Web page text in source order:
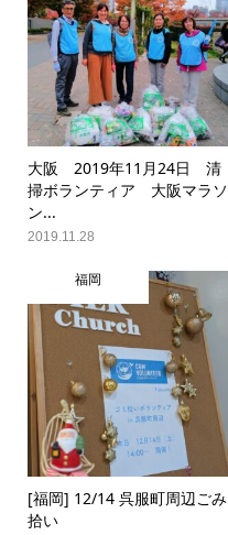
大阪 2019年11月24日 清
掃ボランティア 大阪マラソ
ン...
2019.11.28
福岡
[福岡] 12/14 呉服町周辺ごみ
拾い